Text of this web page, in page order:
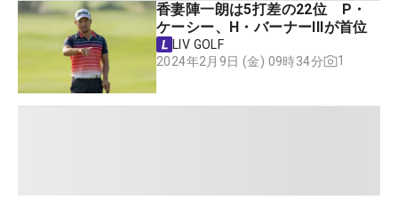
香妻陣一朗は5打差の22位 P・
ケーシー、H・バーナーIIIが首位
LIV GOLF
2024年2月9日 (金) 09時34分
1